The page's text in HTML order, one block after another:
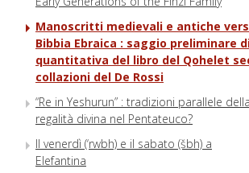
Manoscritti medievali e antiche
Bibbia Ebraica : saggio preliminare
quantitativa del libro del Qohelet
collazioni del De Rossi
“Re in Yeshurun” : tradizioni parallele della
regalità divina nel Pentateuco?
Il venerdì (‘rwbh) e il sabato (šbh) a
Elefantina